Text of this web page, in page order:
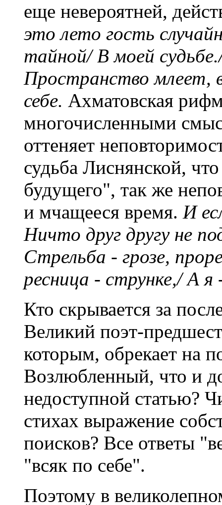
еще невероятней,
это лето гость
тайной/ В моей
Пространство млеет,
себе. Ахматовская
многочисленными
оттеняет
судьба Лиснянской,
будущего", так же
и мчащееся время. И
Ничто друг другу не
Стрельба - грозе,
ресница - струнке,/ А я
Кто скрывается за
Великий поэт-
которым, обрекает на
Возлюбленный, что и
недоступной статью?
стихах выражение
поисков? Все ответы
"всяк по себе".
Поэтому в